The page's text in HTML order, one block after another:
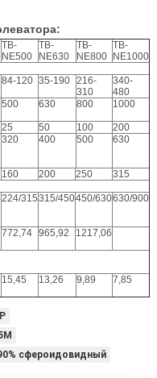
TB-
NE500
TB-
NE630
TB-
NE800
TB-
NE1000
84-120 35-190 216-
310
340-
480
500 630 800 1000
25 50 100
200
320 400 500 630
160 200 250
315
224/315315/450450/630630/900
772,74 965,92 1217,06
15,45 13,26 9,89 7,85
сфероидовидный